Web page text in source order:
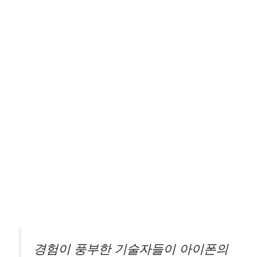
경험이 풍부한 기술자들이 아이폰의